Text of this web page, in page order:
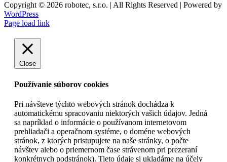
Copyright © 2026 robotec, s.r.o. | All Rights Reserved | Powered by
WordPress
Facebook
Instagram
YouTube
LinkedIn
X
Page load link
Close
Používanie súborov cookies
Pri návšteve týchto webových stránok dochádza k
automatickému spracovaniu niektorých vašich údajov. Jedná
sa napríklad o informácie o používanom internetovom
prehliadači a operačnom systéme, o doméne webových
stránok, z ktorých pristupujete na naše stránky, o počte
návštev alebo o priemernom čase strávenom pri prezeraní
konkrétnych podstránok). Tieto údaje si ukladáme na účely